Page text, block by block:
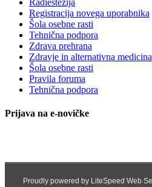
Radiestezija
Registracija novega uporabnika
Šola osebne rasti
Tehnična podpora
Zdrava prehrana
Zdravje in alternativna medicina
Šola osebne rasti
Pravila foruma
Tehnična podpora
Prijava na e-novičke